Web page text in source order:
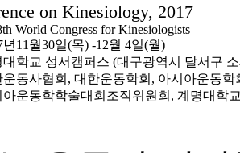
on Kinesiology, 2017
World Congress for Kinesiologists
년11월30일(목) -12월 4일(월)
학교 성서캠퍼스 (대구광역시 달서구
동사협회, 대한운동학회, 아시아운동학
운동학학술대회조직위원회, 계명대학